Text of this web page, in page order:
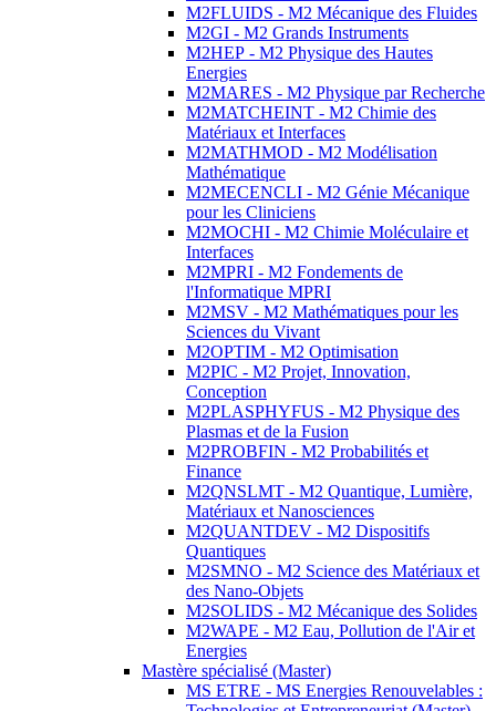
M2FLUIDS - M2 Mécanique des Fluides
M2GI - M2 Grands Instruments
M2HEP - M2 Physique des Hautes
Energies
M2MARES - M2 Physique par Recherche
M2MATCHEINT - M2 Chimie des
Matériaux et Interfaces
M2MATHMOD - M2 Modélisation
Mathématique
M2MECENCLI - M2 Génie Mécanique
pour les Cliniciens
M2MOCHI - M2 Chimie Moléculaire et
Interfaces
M2MPRI - M2 Fondements de
l'Informatique MPRI
M2MSV - M2 Mathématiques pour les
Sciences du Vivant
M2OPTIM - M2 Optimisation
M2PIC - M2 Projet, Innovation,
Conception
M2PLASPHYFUS - M2 Physique des
Plasmas et de la Fusion
M2PROBFIN - M2 Probabilités et
Finance
M2QNSLMT - M2 Quantique, Lumière,
Matériaux et Nanosciences
M2QUANTDEV - M2 Dispositifs
Quantiques
M2SMNO - M2 Science des Matériaux et
des Nano-Objets
M2SOLIDS - M2 Mécanique des Solides
M2WAPE - M2 Eau, Pollution de l'Air et
Energies
Mastère spécialisé (Master)
MS ETRE - MS Energies Renouvelables :